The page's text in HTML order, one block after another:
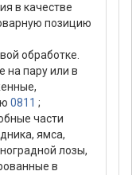
в качестве
позицию
обработке.
на пару или в
0811 ;
части
ямса,
лозы,
в